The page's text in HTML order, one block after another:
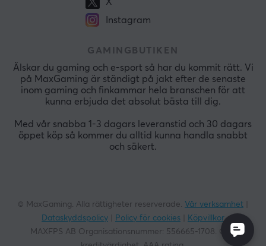
Instagram
GAMINGBUTIKEN
Älskar du gaming och e-sport så har du kommit rätt. Vi
på MaxGaming är ständigt på jakt efter de senaste
inom gaming och finkammar hela branschen för att
kunna erbjuda det absolut bästa till dig.
Med vår snabba 1-3 dagars leveranstid och 30 dagars
öppet köp så kommer du alltid kunna handla snabbt
och säkert.
© MaxGaming. Alla rättigheter reserverade. Vår verksamhet
Dataskyddspolicy
Policy för cookies
Köpvillkor
MAXFPS AB Organisationsnummer: 556665-1708. God